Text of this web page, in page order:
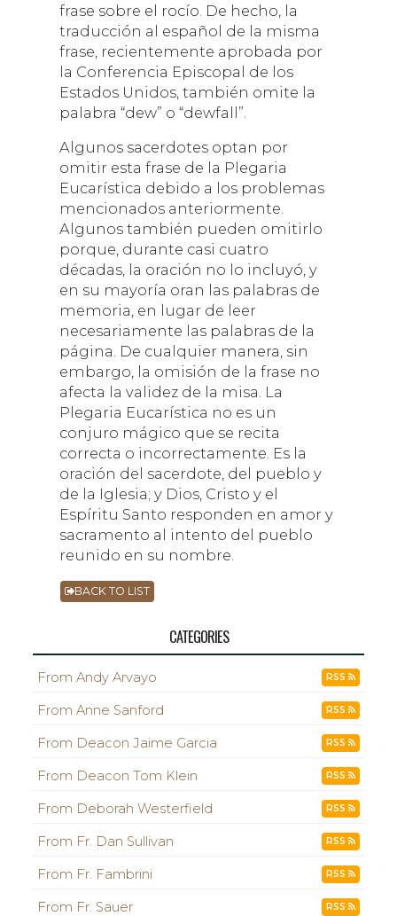
frase sobre el rocío. De hecho, la
traducción al español de la misma
frase, recientemente aprobada por
la Conferencia Episcopal de los
Estados Unidos, también omite la
palabra “dew” o “dewfall”.
Algunos sacerdotes optan por
omitir esta frase de la Plegaria
Eucarística debido a los problemas
mencionados anteriormente.
Algunos también pueden omitirlo
porque, durante casi cuatro
décadas, la oración no lo incluyó, y
en su mayoría oran las palabras de
memoria, en lugar de leer
necesariamente las palabras de la
página. De cualquier manera, sin
embargo, la omisión de la frase no
afecta la validez de la misa. La
Plegaria Eucarística no es un
conjuro mágico que se recita
correcta o incorrectamente. Es la
oración del sacerdote, del pueblo y
de la Iglesia; y Dios, Cristo y el
Espíritu Santo responden en amor y
sacramento al intento del pueblo
reunido en su nombre.
BACK TO LIST
CATEGORIES
From Andy Arvayo RSS
From Anne Sanford RSS
From Deacon Jaime Garcia RSS
From Deacon Tom Klein RSS
From Deborah Westerfield RSS
From Fr. Dan Sullivan RSS
From Fr. Fambrini RSS
From Fr. Sauer RSS